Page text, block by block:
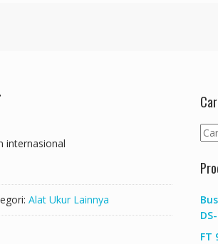
internasional
Alat Ukur Lainnya
FT